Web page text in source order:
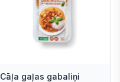
Cāļa gaļas gabaliņi